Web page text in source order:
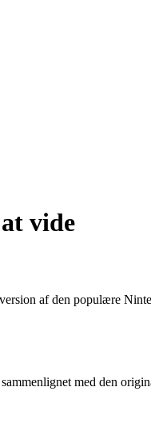
vide
af den populære
med den